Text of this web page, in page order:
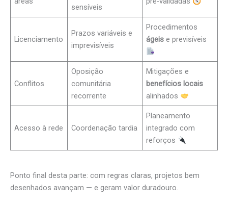
sensíveis
Licenciamento
Prazos variáveis e
imprevisíveis
Procedimentos
ágeis e previsíveis
Conflitos
Oposição
comunitária
recorrente
Mitigações e
benefícios locais
alinhados
Acesso à rede Coordenação tardia
Planeamento
integrado com
reforços
Ponto final desta parte: com regras claras, projetos bem
desenhados avançam — e geram valor duradouro.